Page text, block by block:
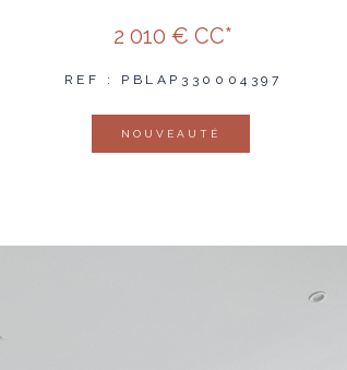
2 010 € CC*
REF : PBLAP330004397
NOUVEAUTÉ